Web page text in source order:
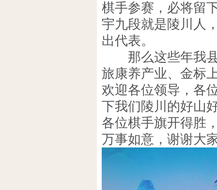
棋手参赛，必将留
宇九段就是陵川人
出代表。
那么这些年我县
旅康养产业、金标
欢迎各位领导，各
下我们陵川的好山
各位棋手旗开得胜
万事如意，谢谢大